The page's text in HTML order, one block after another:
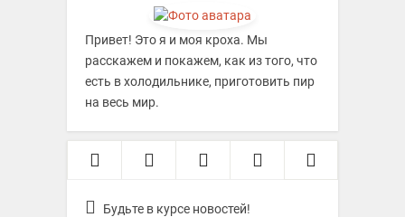
Привет! Это я и моя кроха. Мы
расскажем и покажем, как из того, что
есть в холодильнике, приготовить пир
на весь мир.
Будьте в курсе новостей!